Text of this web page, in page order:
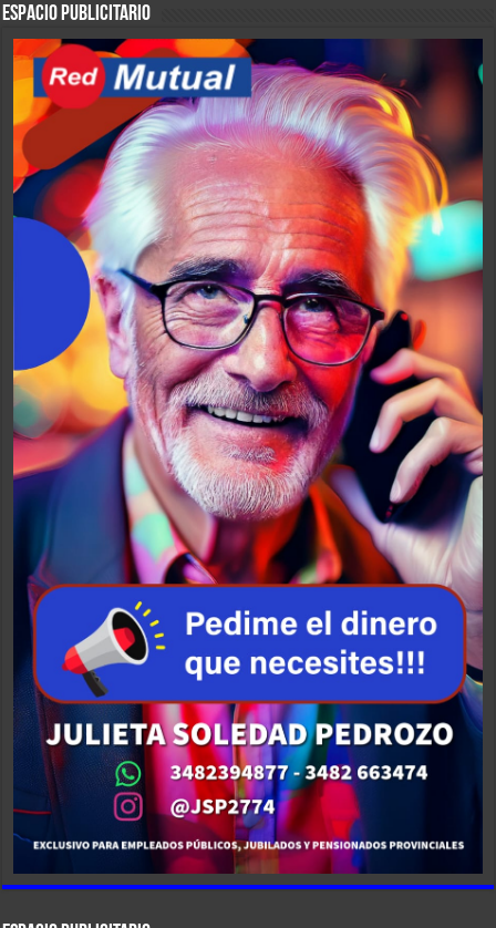
ESPACIO PUBLICITARIO